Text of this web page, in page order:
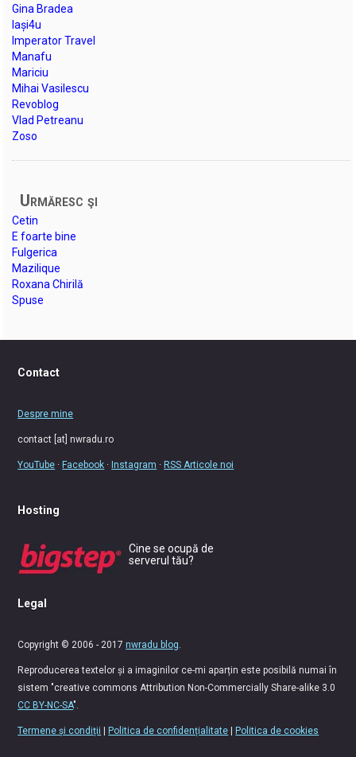
Gina Bradea
Iași4u
Imperator Travel
Manafu
Mariciu
Mihai Vasilescu
Revoblog
Vlad Petreanu
Zoso
Urmăresc şi
Cetin
E foarte bine
Fulgerica
Mazilique
Roxana Chirilă
Spuse
Contact
Despre mine
contact [at] nwradu.ro
YouTube ·Facebook ·Instagram ·RSS Articole noi
Hosting
Cine se ocupă de
serverul tău?
Legal
Copyright © 2006 - 2017nwradu blog
Reproducerea textelor și a imaginilor ce-mi aparțin este posibilă numai în
sistem "creative commons Attribution Non-Commercially Share-alike 3.0
CC BY-NC-SA".
Termene și condiții |Politica de confidențialitate |Politica de cookies